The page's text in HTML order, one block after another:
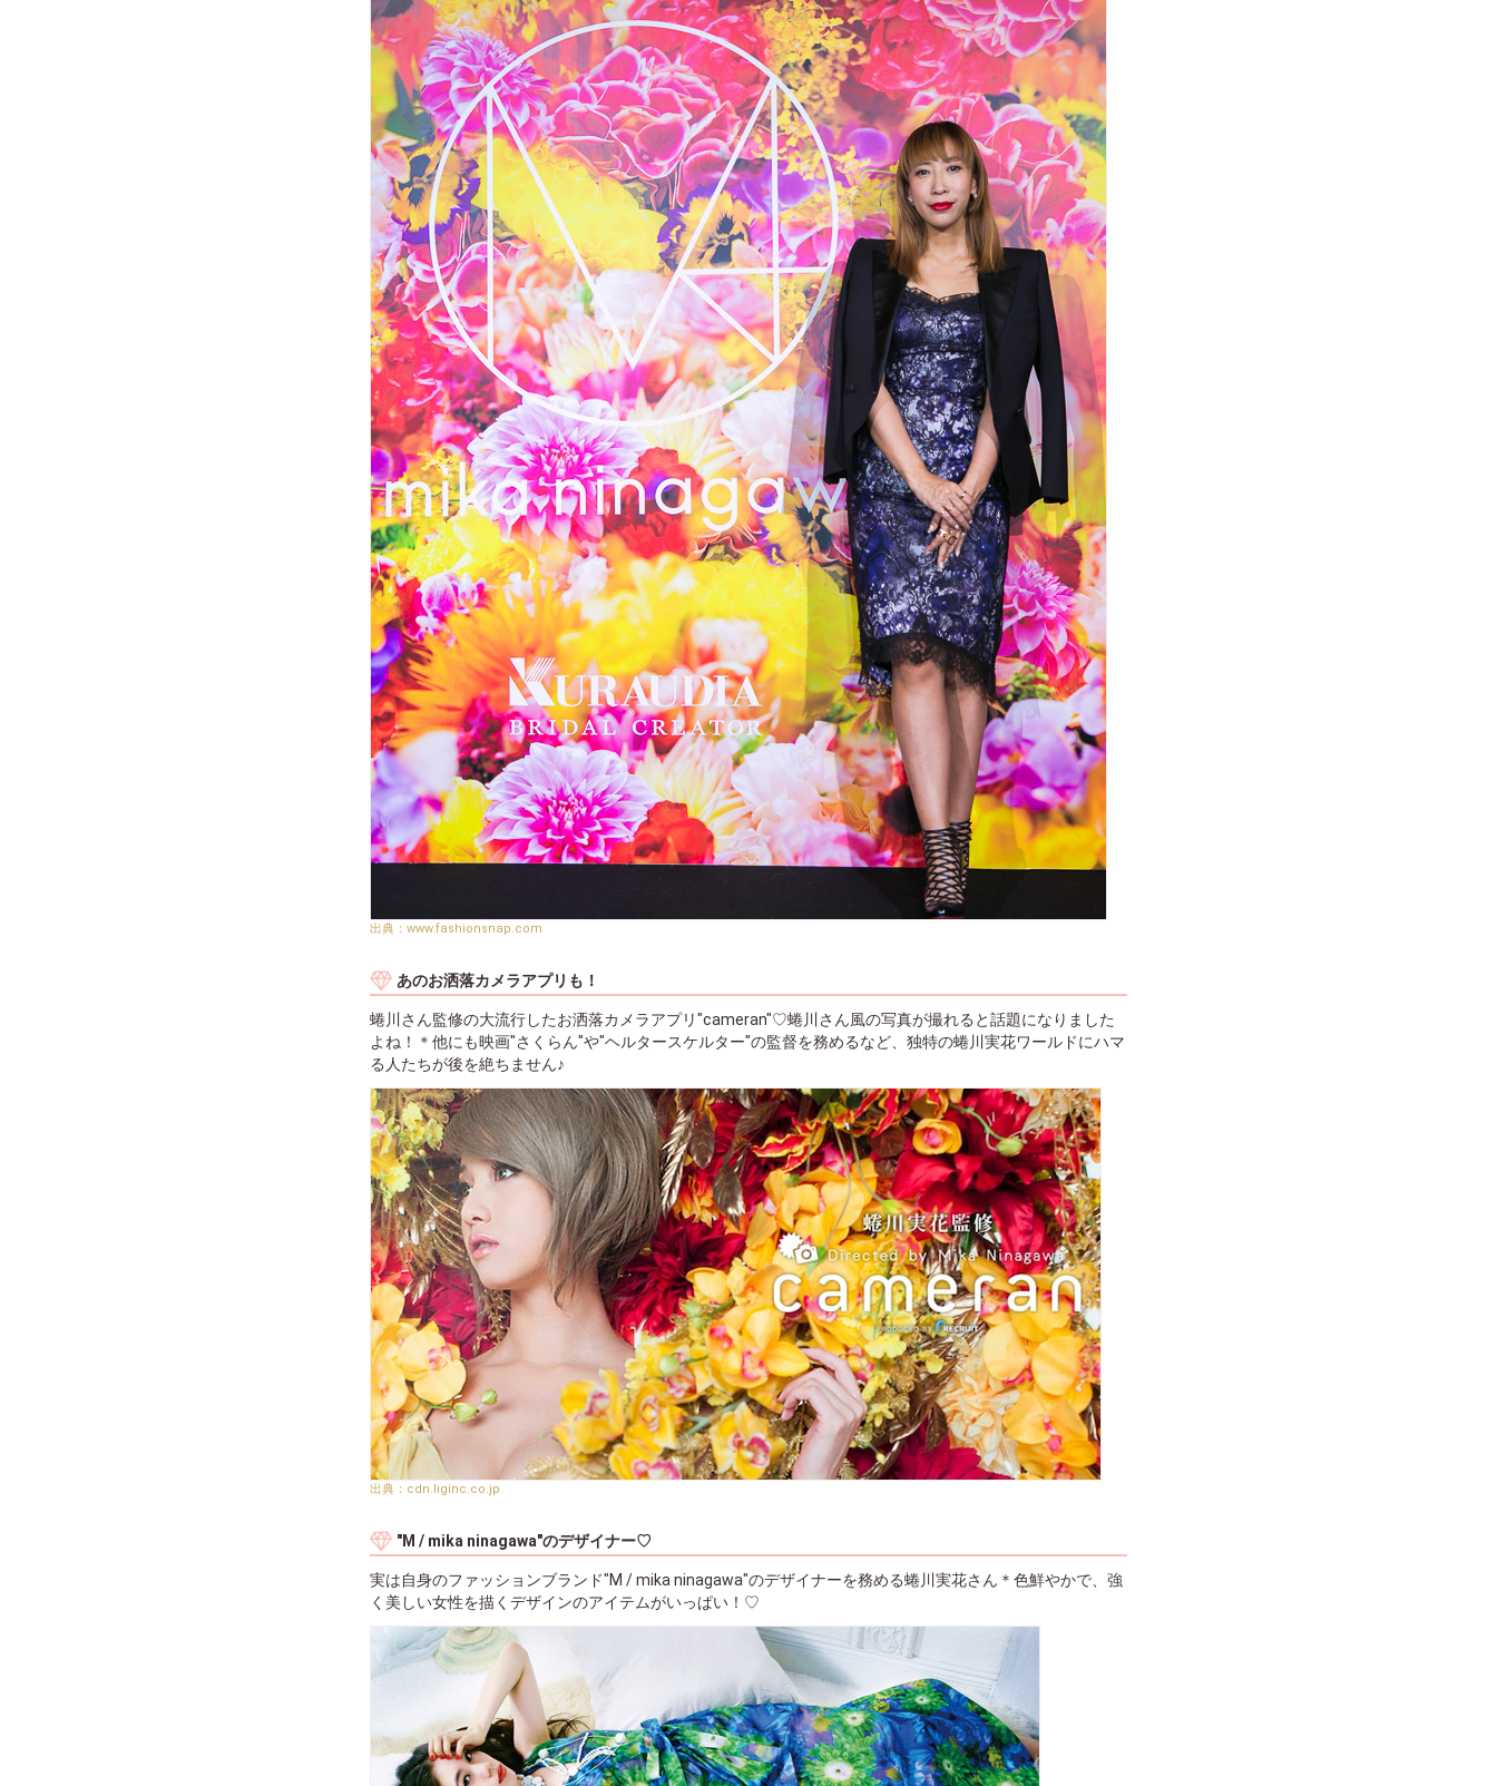
www.fashionsnap.com
あのお洒落カメラアプリも！
蜷川さん監修の大流行したお洒落カメラアプリ"cameran"♡蜷川さん風の写真が撮れると話題になりました
よね！＊他にも映画"さくらん"や"ヘルタースケルター"の監督を務めるなど、独特の蜷川実花ワールドにハマ
る人たちが後を絶ちません♪
cdn.liginc.co.jp
"M / mika ninagawa"のデザイナー♡
実は自身のファッションブランド"M / mika ninagawa"のデザイナーを務める蜷川実花さん＊色鮮やかで、強
く美しい女性を描くデザインのアイテムがいっぱい！♡